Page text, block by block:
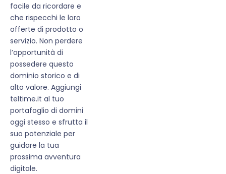
facile da ricordare e
che rispecchi le loro
offerte di prodotto o
servizio. Non perdere
l’opportunità di
possedere questo
dominio storico e di
alto valore. Aggiungi
teltime.it al tuo
portafoglio di domini
oggi stesso e sfrutta il
suo potenziale per
guidare la tua
prossima avventura
digitale.